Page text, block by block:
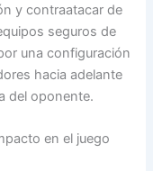
y contraatacar de
seguros de
una configuración
hacia adelante
del oponente.
en el juego